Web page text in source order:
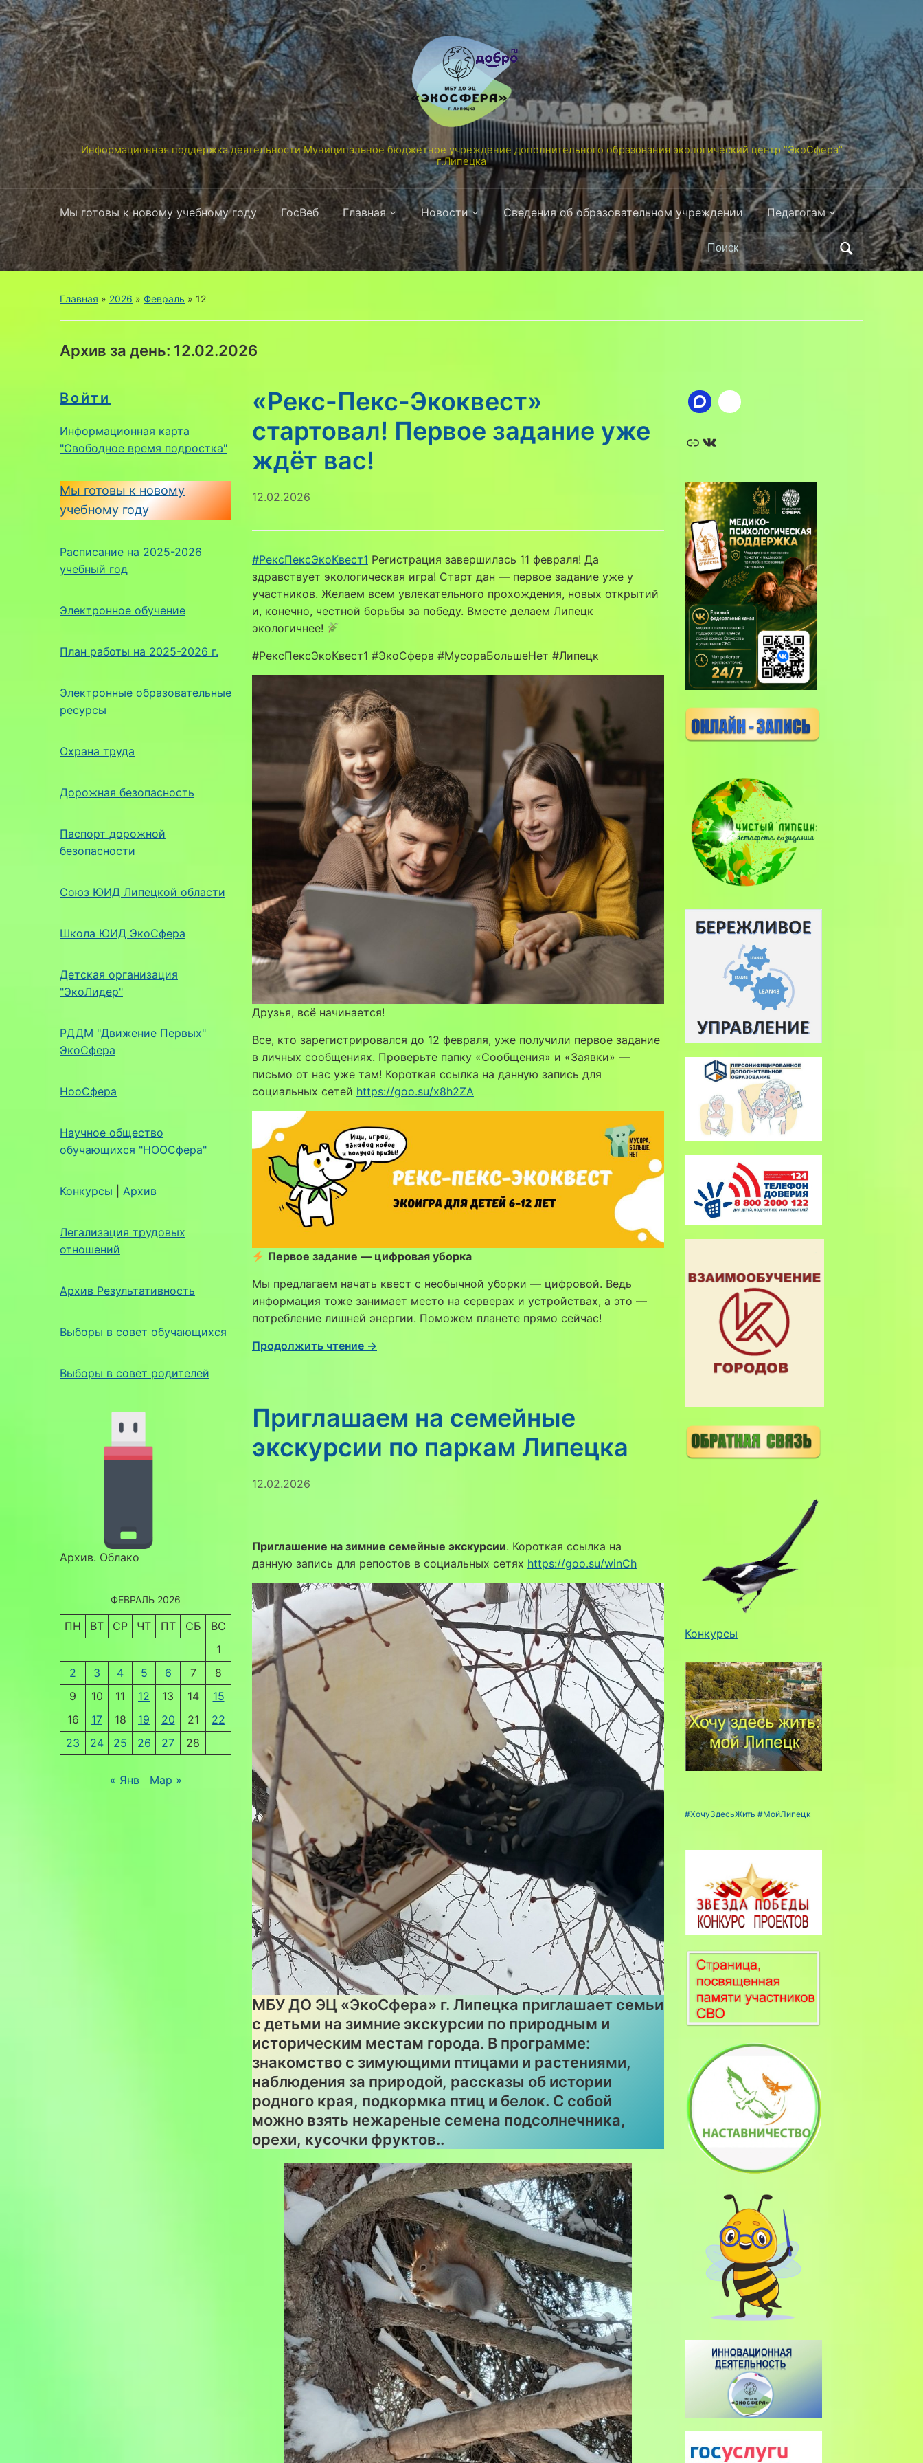
Информационная поддержка деятельности Муниципальное бюджетное учреждение дополнительного образования экологический центр "ЭкоСфера"
г.Липецка
Мы готовы к новому учебному году ГосВеб Главная Новости Сведения об образовательном учреждении Педагогам
Поиск
по:
Главная » 2026 » Февраль » 12
Архив за день: 12.02.2026
Войти
Информационная карта
"Свободное время подростка"
Мы готовы к новому
учебному году
Расписание на 2025-2026
учебный год
Электронное обучение
План работы на 2025-2026 г.
Электронные образовательные
ресурсы
Охрана труда
Дорожная безопасность
Паспорт дорожной
безопасности
Союз ЮИД Липецкой области
Школа ЮИД ЭкоСфера
Детская организация
"ЭкоЛидер"
РДДМ "Движение Первых"
ЭкоСфера
НооСфера
Научное общество
обучающихся "НООСфера"
Конкурсы Архив
Легализация трудовых
отношений
Архив Результативность
Выборы в совет обучающихся
Выборы в совет родителей
Архив. Облако
ФЕВРАЛЬ 2026
ПН ВТ СР ЧТ ПТ СБ
ВС
1
2
3 4 5 6 7
8
9
10 11 12 13 14
15
16
17 18 19 20 21
22
23
24 25 26 27 28
« Янв Мар »
«Рекс-Пекс-Экоквест»
стартовал! Первое задание уже
ждёт вас!
12.02.2026
#РексПексЭкоКвест1 Регистрация завершилась 11 февраля! Да
здравствует экологическая игра! Старт дан — первое задание уже у
участников. Желаем всем увлекательного прохождения, новых открытий
и, конечно, честной борьбы за победу. Вместе делаем Липецк
экологичнее!
#РексПексЭкоКвест1 #ЭкоСфера #МусораБольшеНет #Липецк
Друзья, всё начинается!
Все, кто зарегистрировался до 12 февраля, уже получили первое задание
в личных сообщениях. Проверьте папку «Сообщения» и «Заявки» —
письмо от нас уже там! Короткая ссылка на данную запись для
социальных сетей https://goo.su/x8h2ZA
Первое задание — цифровая уборка
Мы предлагаем начать квест с необычной уборки — цифровой. Ведь
информация тоже занимает место на серверах и устройствах, а это —
потребление лишней энергии. Поможем планете прямо сейчас!
Продолжить чтение →
Приглашаем на семейные
экскурсии по паркам Липецка
12.02.2026
Приглашение на зимние семейные экскурсии. Короткая ссылка на
данную запись для репостов в социальных сетях https://goo.su/winCh
МБУ ДО ЭЦ «ЭкоСфера» г. Липецка приглашает семьи
с детьми на зимние экскурсии по природным и
историческим местам города. В программе:
знакомство с зимующими птицами и растениями,
наблюдения за природой, рассказы об истории
родного края, подкормка птиц и белок. С собой
можно взять нежареные семена подсолнечника,
орехи, кусочки фруктов..
Ссылка
Конкурсы
#ХочуЗдесьЖить #МойЛипецк